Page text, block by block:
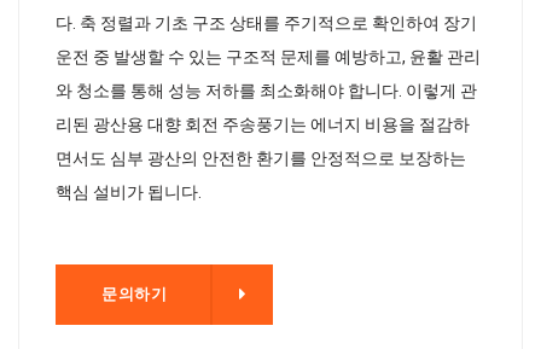
다. 축 정렬과 기초 구조 상태를 주기적으로 확인하여 장기
운전 중 발생할 수 있는 구조적 문제를 예방하고, 윤활 관리
와 청소를 통해 성능 저하를 최소화해야 합니다. 이렇게 관
리된 광산용 대향 회전 주송풍기는 에너지 비용을 절감하
면서도 심부 광산의 안전한 환기를 안정적으로 보장하는
핵심 설비가 됩니다.
문의하기